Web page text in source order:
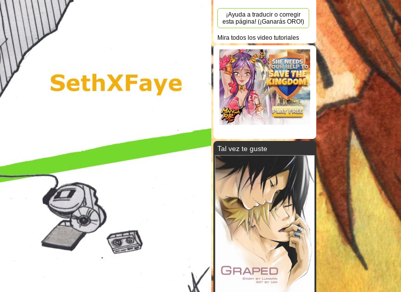
¡Ayuda a traducir o corregir
esta página! (¡Ganarás ORO!)
Mira todos los video tutoriales
Tal vez te guste